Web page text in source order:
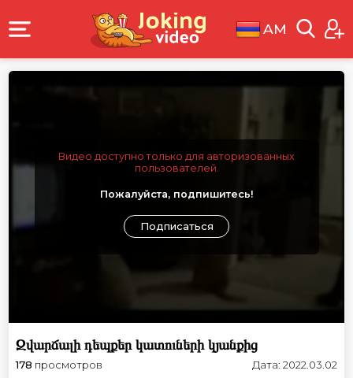
AM
Видео доступно только для авторизованных
пользователей.
Пожалуйста, подпишитесь!
Подписаться
Զվարճալի դեպքեր կատուների կյանքից
178 просмотров Дата: 2022.03.02